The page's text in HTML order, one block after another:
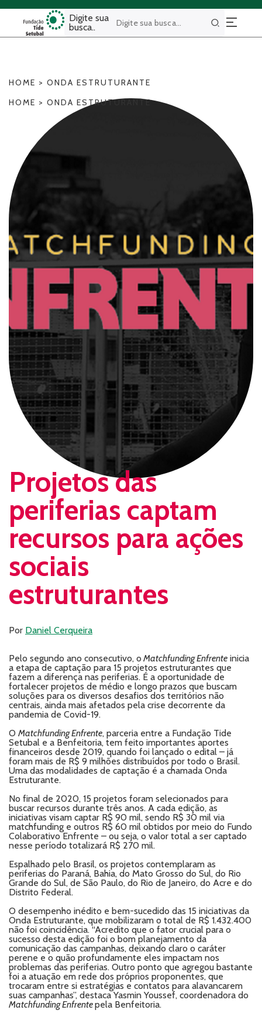
Digite sua
busca..
Buscar
HOME > ONDA ESTRUTURANTE
HOME > ONDA ESTRUTURANTE
Projetos das
periferias captam
recursos para ações
sociais
estruturantes
Por Daniel Cerqueira
Pelo segundo ano consecutivo, o Matchfunding Enfrente inicia
a etapa de captação para 15 projetos estruturantes que
fazem a diferença nas periferias. É a oportunidade de
fortalecer projetos de médio e longo prazos que buscam
soluções para os diversos desafios dos territórios não
centrais, ainda mais afetados pela crise decorrente da
pandemia de Covid-19.
O Matchfunding Enfrente, parceria entre a Fundação Tide
Setubal e a Benfeitoria, tem feito importantes aportes
financeiros desde 2019, quando foi lançado o edital – já
foram mais de R$ 9 milhões distribuídos por todo o Brasil.
Uma das modalidades de captação é a chamada Onda
Estruturante.
No final de 2020, 15 projetos foram selecionados para
buscar recursos durante três anos. A cada edição, as
iniciativas visam captar R$ 90 mil, sendo R$ 30 mil via
matchfunding e outros R$ 60 mil obtidos por meio do Fundo
Colaborativo Enfrente – ou seja, o valor total a ser captado
nesse período totalizará R$ 270 mil.
Espalhado pelo Brasil, os projetos contemplaram as
periferias do Paraná, Bahia, do Mato Grosso do Sul, do Rio
Grande do Sul, de São Paulo, do Rio de Janeiro, do Acre e do
Distrito Federal.
O desempenho inédito e bem-sucedido das 15 iniciativas da
Onda Estruturante, que mobilizaram o total de R$ 1.432.400
não foi coincidência. “Acredito que o fator crucial para o
sucesso desta edição foi o bom planejamento da
comunicação das campanhas, deixando claro o caráter
perene e o quão profundamente eles impactam nos
problemas das periferias. Outro ponto que agregou bastante
foi a atuação em rede dos próprios proponentes, que
trocaram entre si estratégias e contatos para alavancarem
suas campanhas”, destaca Yasmin Youssef, coordenadora do
Matchfunding Enfrentepela Benfeitoria.